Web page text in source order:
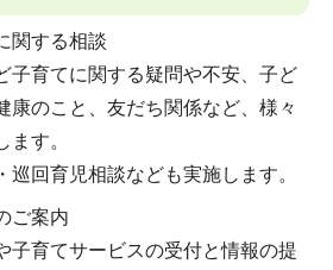
関する相談
子育てに関する疑問や不安、子ど
康のこと、友だち関係など、様々
ます。
巡回育児相談なども実施します。
ご案内
子育てサービスの受付と情報の提